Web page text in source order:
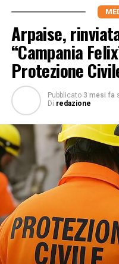
Arpaise,
“Campania
Protezione
Pubblicato 3 mesi fa
Di redazione